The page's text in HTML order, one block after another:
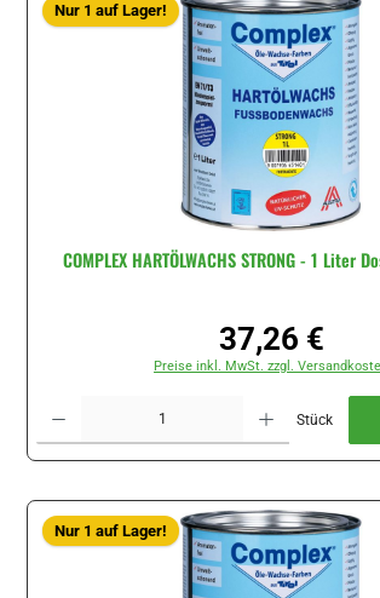
Nur 1 auf Lager!
COMPLEX HARTÖLWACHS STRONG - 1 Liter
Regulärer Preis:
37,26 €
Preise inkl. MwSt. zzgl.
Stück
Nur 1 auf Lager!